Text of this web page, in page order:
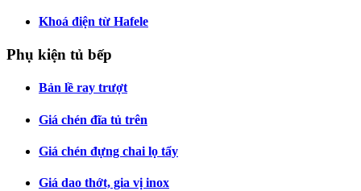
Khoá điện từ Hafele
Phụ kiện tủ bếp
Bản lề ray trượt
Giá chén đĩa tủ trên
Giá chén đựng chai lọ tẩy
Giá dao thớt, gia vị inox